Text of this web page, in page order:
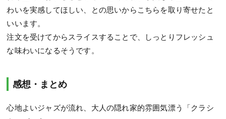
わいを実感してほしい、との思いからこちらを取り寄せたと
いいます。
注文を受けてからスライスすることで、しっとりフレッシュ
な味わいになるそうです。
感想・まとめ
心地よいジャズが流れ、大人の隠れ家的雰囲気漂う「クラシ